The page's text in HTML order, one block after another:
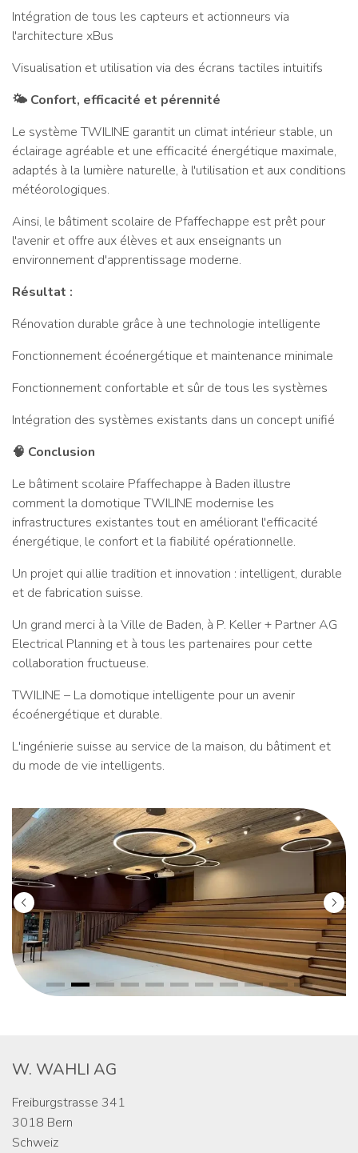
Intégration de tous les capteurs et actionneurs via
l'architecture xBus
Visualisation et utilisation via des écrans tactiles intuitifs
🌤️ Confort, efficacité et pérennité
Le système TWILINE garantit un climat intérieur stable, un
éclairage agréable et une efficacité énergétique maximale,
adaptés à la lumière naturelle, à l'utilisation et aux conditions
météorologiques.
Ainsi, le bâtiment scolaire de Pfaffechappe est prêt pour
l'avenir et offre aux élèves et aux enseignants un
environnement d'apprentissage moderne.
Résultat :
Rénovation durable grâce à une technologie intelligente
Fonctionnement écoénergétique et maintenance minimale
Fonctionnement confortable et sûr de tous les systèmes
Intégration des systèmes existants dans un concept unifié
🧠 Conclusion
Le bâtiment scolaire Pfaffechappe à Baden illustre
comment la domotique TWILINE modernise les
infrastructures existantes tout en améliorant l'efficacité
énergétique, le confort et la fiabilité opérationnelle.
Un projet qui allie tradition et innovation : intelligent, durable
et de fabrication suisse.
Un grand merci à la Ville de Baden, à P. Keller + Partner AG
Electrical Planning et à tous les partenaires pour cette
collaboration fructueuse.
TWILINE – La domotique intelligente pour un avenir
écoénergétique et durable.
L'ingénierie suisse au service de la maison, du bâtiment et
du mode de vie intelligents.
W. WAHLI AG
Freiburgstrasse 341
3018 Bern
Schweiz